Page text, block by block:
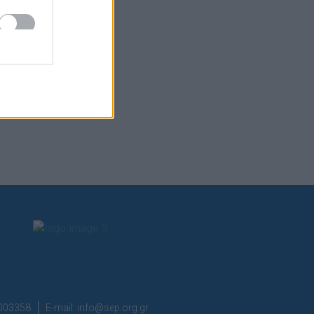
E-mail: info@sep.org.gr